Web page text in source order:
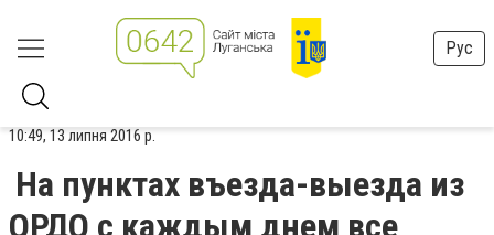
Рус
10:49, 13 липня 2016 р.
На пунктах въезда-выезда из
ОРДО с каждым днем все